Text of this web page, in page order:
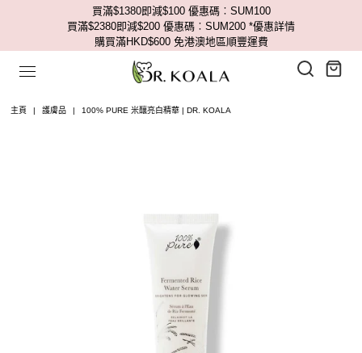
買滿$1380即減$100 優惠碼︰SUM100
買滿$2380即減$200 優惠碼︰SUM200 *優惠詳情
購買滿HKD$600 免港澳地區順豐運費
主頁 | 護膚品 | 100% PURE 米釀亮白精華 | DR. KOALA